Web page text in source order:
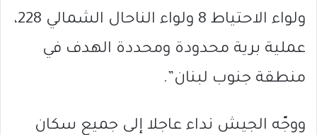
ولواء الاحتياط 8 ولواء الناحال الشمالي 228،
عملية برية محدودة ومحددة الهدف في
منطقة جنوب لبنان”.
ووجّه الجيش نداء عاجلا إلى جميع سكان